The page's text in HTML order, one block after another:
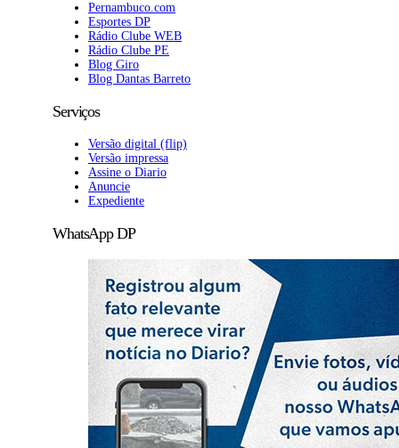
Pernambuco.com
Esportes DP
Rádio Clube WEB
Rádio Clube PE
Blog Giro
Blog Dantas Barreto
Serviços
Versão digital (flip)
Versão impressa
Assine o Diario
Anuncie
Expediente
WhatsApp DP